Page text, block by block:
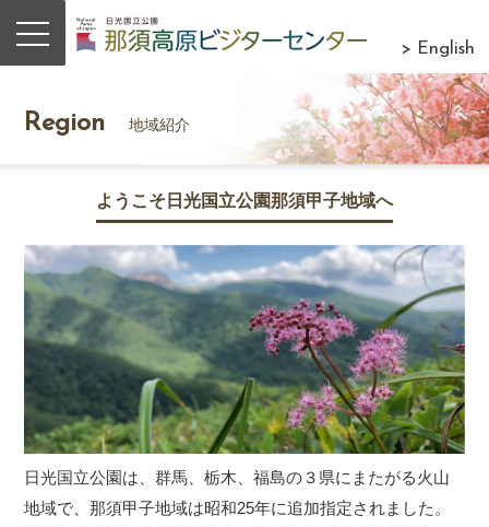
> English
Region 地域紹介
ようこそ日光国立公園那須甲子地域へ
日光国立公園は、群馬、栃木、福島の３県にまたがる火山
地域で、那須甲子地域は昭和25年に追加指定されました。